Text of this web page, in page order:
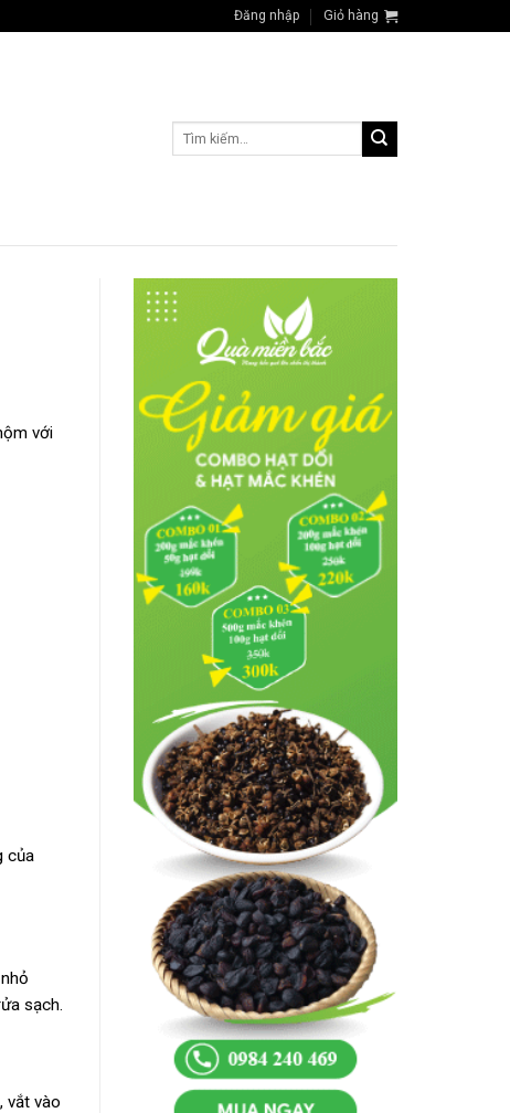
Đăng nhập Giỏ hàng
Tìm
với
của
sạch.
vắt vào